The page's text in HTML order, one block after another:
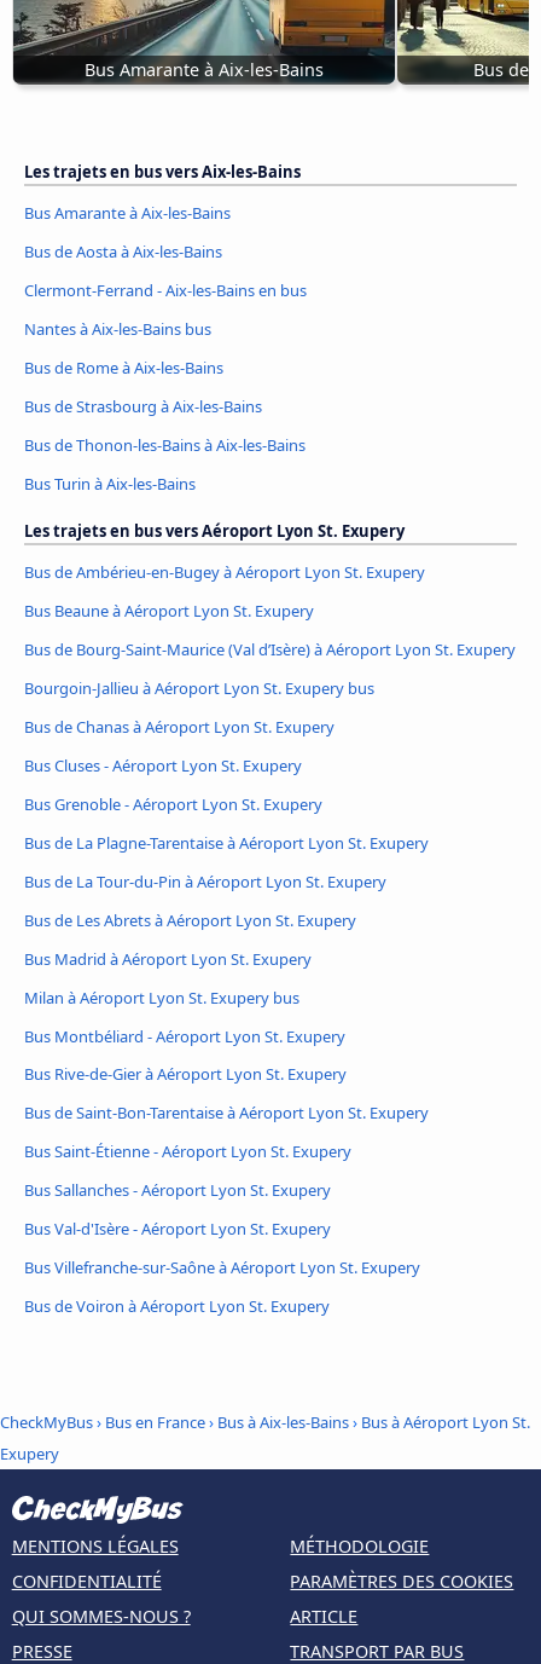
Bus Amarante à Aix-les-Bains Bus de
Les trajets en bus vers Aix-les-Bains
Bus Amarante à Aix-les-Bains
Bus de Aosta à Aix-les-Bains
Clermont-Ferrand - Aix-les-Bains en bus
Nantes à Aix-les-Bains bus
Bus de Rome à Aix-les-Bains
Bus de Strasbourg à Aix-les-Bains
Bus de Thonon-les-Bains à Aix-les-Bains
Bus Turin à Aix-les-Bains
Les trajets en bus vers Aéroport Lyon St. Exupery
Bus de Ambérieu-en-Bugey à Aéroport Lyon St. Exupery
Bus Beaune à Aéroport Lyon St. Exupery
Bus de Bourg-Saint-Maurice (Val d’Isère) à Aéroport Lyon St. Exupery
Bourgoin-Jallieu à Aéroport Lyon St. Exupery bus
Bus de Chanas à Aéroport Lyon St. Exupery
Bus Cluses - Aéroport Lyon St. Exupery
Bus Grenoble - Aéroport Lyon St. Exupery
Bus de La Plagne-Tarentaise à Aéroport Lyon St. Exupery
Bus de La Tour-du-Pin à Aéroport Lyon St. Exupery
Bus de Les Abrets à Aéroport Lyon St. Exupery
Bus Madrid à Aéroport Lyon St. Exupery
Milan à Aéroport Lyon St. Exupery bus
Bus Montbéliard - Aéroport Lyon St. Exupery
Bus Rive-de-Gier à Aéroport Lyon St. Exupery
Bus de Saint-Bon-Tarentaise à Aéroport Lyon St. Exupery
Bus Saint-Étienne - Aéroport Lyon St. Exupery
Bus Sallanches - Aéroport Lyon St. Exupery
Bus Val-d'Isère - Aéroport Lyon St. Exupery
Bus Villefranche-sur-Saône à Aéroport Lyon St. Exupery
Bus de Voiron à Aéroport Lyon St. Exupery
CheckMyBus› Bus en France› Bus à Aix-les-Bains› Bus à Aéroport Lyon St.
Exupery
MENTIONS LÉGALES
CONFIDENTIALITÉ
QUI SOMMES-NOUS ?
PRESSE
MÉTHODOLOGIE
PARAMÈTRES DES COOKIES
ARTICLE
TRANSPORT PAR BUS